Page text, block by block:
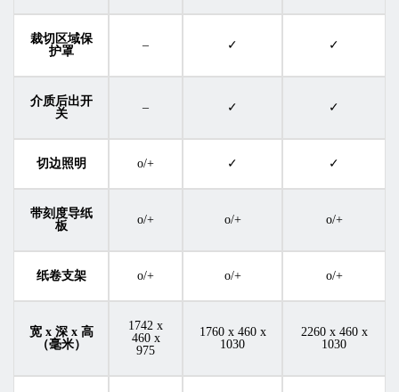
裁切区域保
护罩
– ✓ ✓
介质后出开
关
– ✓ ✓
切边照明 o/+ ✓ ✓
带刻度导纸
板
o/+ o/+ o/+
纸卷支架 o/+ o/+ o/+
宽 x 深 x 高
（毫米）
1742 x
460 x
975
1760 x 460 x
1030
2260 x 460 x
1030